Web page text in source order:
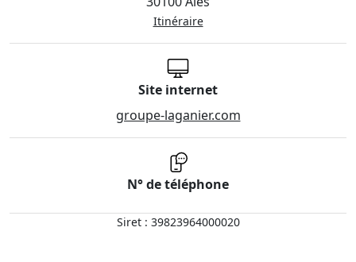
Itinéraire
Site internet
groupe-laganier.com
N° de téléphone
Siret : 39823964000020